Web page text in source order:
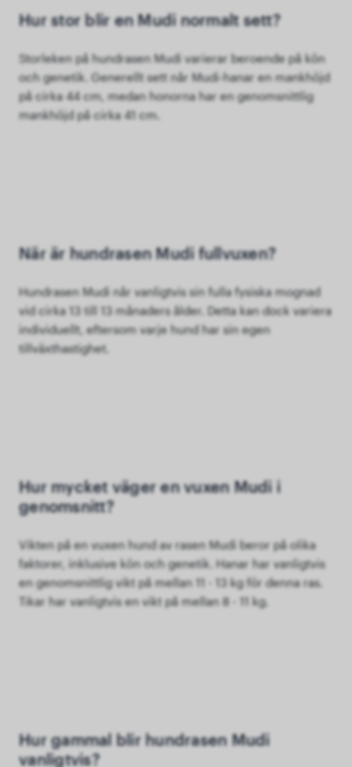
Hur stor blir en Mudi normalt sett?
Storleken på hundrasen Mudi varierar beroende på kön
och genetik. Generellt sett når Mudi-hanar en mankhöjd
på cirka 44 cm, medan honorna har en genomsnittlig
mankhöjd på cirka 41 cm.
När är hundrasen Mudi fullvuxen?
Hundrasen Mudi når vanligtvis sin fulla fysiska mognad
vid cirka 13 till 13 månaders ålder. Detta kan dock variera
individuellt, eftersom varje hund har sin egen
tillväxthastighet.
Hur mycket väger en vuxen Mudi i
genomsnitt?
Vikten på en vuxen hund av rasen Mudi beror på olika
faktorer, inklusive kön och genetik. Hanar har vanligtvis
en genomsnittlig vikt på mellan 11 - 13 kg för denna ras.
Tikar har vanligtvis en vikt på mellan 8 - 11 kg.
Hur gammal blir hundrasen Mudi
vanligtvis?